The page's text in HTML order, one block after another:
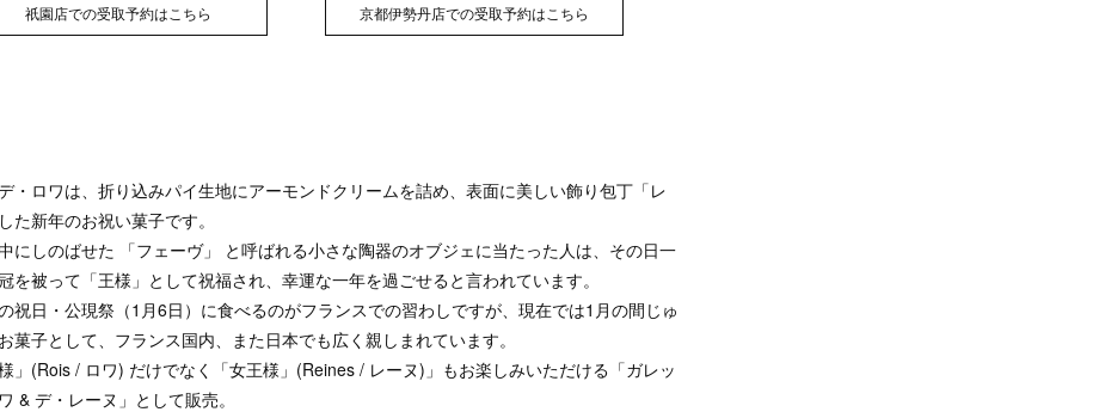
祇園店での受取予約はこちら 京都伊勢丹店での受取予約はこちら
・ロワは、折り込みパイ生地にアーモンドクリームを詰め、表面に美しい飾り包丁「レ
た新年のお祝い菓子です。
にしのばせた 「フェーヴ」 と呼ばれる小さな陶器のオブジェに当たった人は、その日一
を被って「王様」として祝福され、幸運な一年を過ごせると言われています。
祝日・公現祭（1月6日）に食べるのがフランスでの習わしですが、現在では1月の間じゅ
菓子として、フランス国内、また日本でも広く親しまれています。
」(Rois / ロワ) だけでなく「女王様」(Reines / レーヌ)」もお楽しみいただける「ガレッ
& デ・レーヌ」として販売。